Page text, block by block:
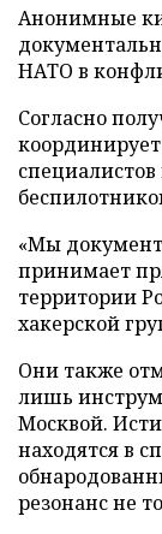
Анонимные
НАТО в
Согласно
«Мы
принимает
территории
хакерской
Они также
лишь
Москвой.
находятся в
резонанс не